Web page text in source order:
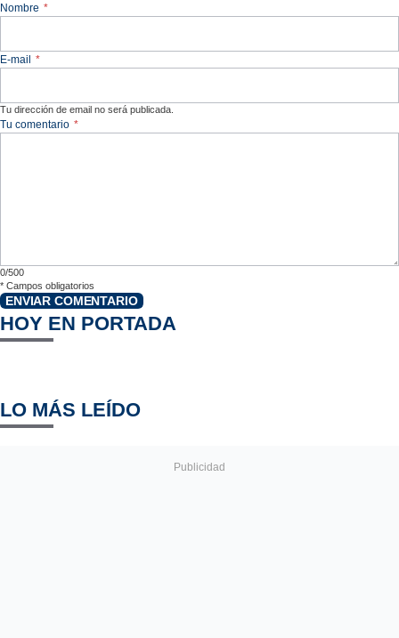
Nombre *
E-mail *
Tu dirección de email no será publicada.
Tu comentario *
0/500
* Campos obligatorios
ENVIAR COMENTARIO
HOY EN PORTADA
LO MÁS LEÍDO